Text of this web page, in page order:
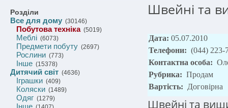
Розділи
Все для дому (30146)
Побутова техніка(5019)
Меблі (6073)
Предмети побуту (2697)
Рослини (773)
Інше (15378)
Дитячий світ (4636)
Іграшки (409)
Коляски (1489)
Одяг (1279)
Інше
Швейні та
Дата: 05.07.2010
Телефони: (044) 223-
Контактна особа:
Рубрика: Продам
Вартість: Договірна
Швейні та